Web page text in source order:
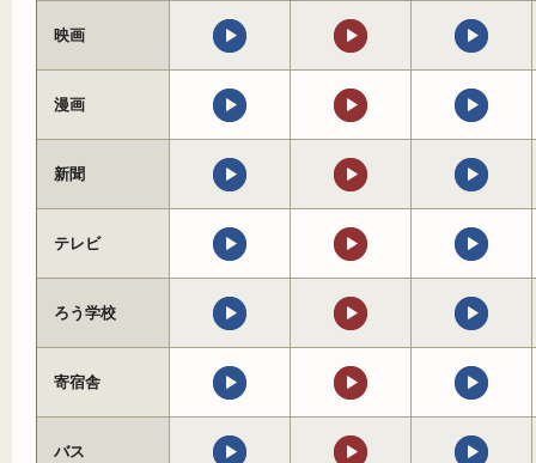
映画
漫画
新聞
テレビ
ろう学校
寄宿舎
バス